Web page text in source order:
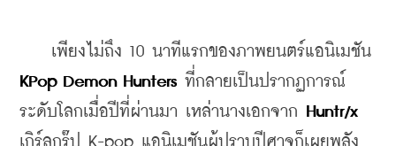
KPop Demon Hunters ที่กลายเป็นปรากฏการณ์
ระดับโลกเมื่อปีที่ผ่านมา เหล่านางเอกจาก
Huntr/x
เกิร์ลกรุ๊ป K-pop แอนิเมชันผู้ปราบปีศาจก็เผยพลัง